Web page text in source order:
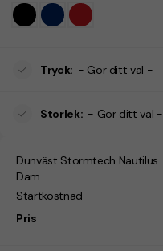
Tryck: - Gör ditt val -
Storlek: - Gör ditt val -
Dunväst Stormtech Nautilus
Dam
Startkostnad
Pris